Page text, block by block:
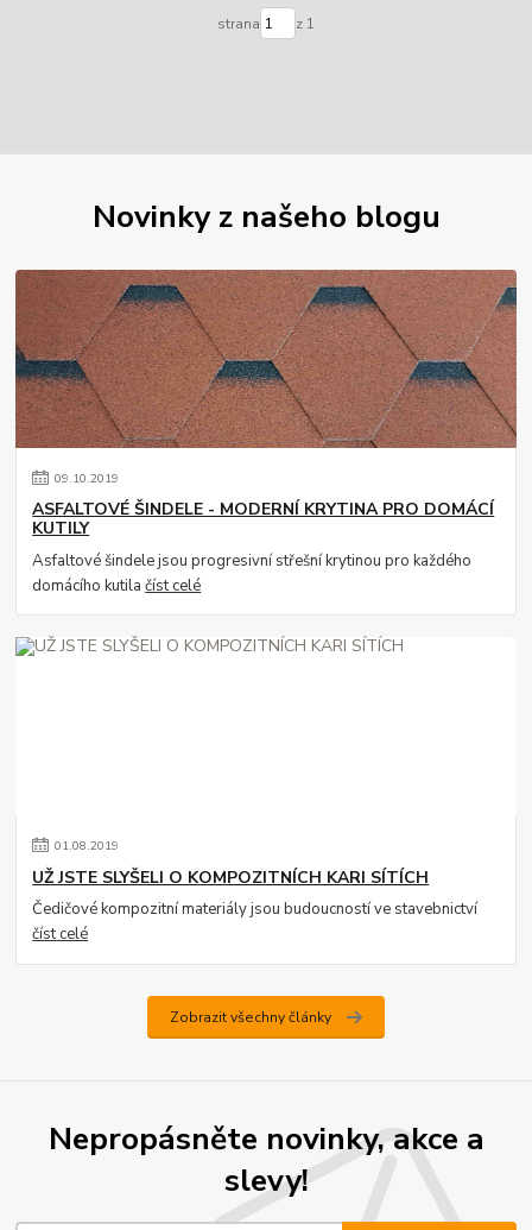
strana z 1
Novinky z našeho blogu
09.10.2019
ASFALTOVÉ ŠINDELE - MODERNÍ KRYTINA PRO DOMÁCÍ
KUTILY
Asfaltové šindele jsou progresivní střešní krytinou pro každého
domácího kutilačíst celé
01.08.2019
UŽ JSTE SLYŠELI O KOMPOZITNÍCH KARI SÍTÍCH
Čedičové kompozitní materiály jsou budoucností ve stavebnictví
číst celé
Zobrazit všechny články
Nepropásněte novinky, akce a
slevy!